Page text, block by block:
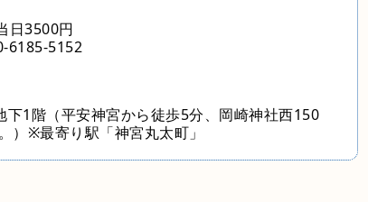
日3500円
5152
下1階（平安神宮から徒歩5分、岡崎神社西150
）※最寄り駅「神宮丸太町」